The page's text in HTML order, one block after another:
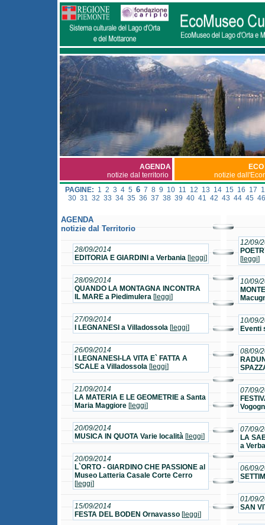
AGENDA
notizie dal territorio
notizie
PAGINE: 1 2 3 4 5 6 7 8 9 10 11 12 13 14 15 16 17
30 31 32 33 34 35 36 37 38 39 40 41 42 43 44 45 46
AGENDA
notizie dal Territorio
28/09/2014
EDITORIA E GIARDINI a Verbania [leggi]
28/09/2014
QUANDO LA MONTAGNA INCONTRA
IL MARE a Piedimulera [leggi]
27/09/2014
I LEGNANESI a Villadossola [leggi]
26/09/2014
I LEGNANESI-LA VITA E` FATTA A
SCALE a Villadossola [leggi]
21/09/2014
LA MATERIA E LE GEOMETRIE a Santa
Maria Maggiore [leggi]
20/09/2014
MUSICA IN QUOTA Varie località [leggi]
20/09/2014
L`ORTO - GIARDINO CHE PASSIONE al
Museo Latteria Casale Corte Cerro
[leggi]
15/09/2014
FESTA DEL BODEN Ornavasso [leggi]
12/09/
[leggi]
10/09/
10/09/
Eventi
08/09/
07/09/
07/09/
LA
a
06/09/
01/09/
SAN